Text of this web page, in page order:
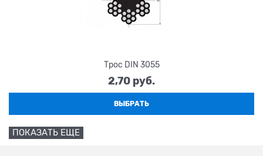
Трос DIN 3055
2,70 руб.
ВЫБРАТЬ
ПОКАЗАТЬ ЕЩЕ